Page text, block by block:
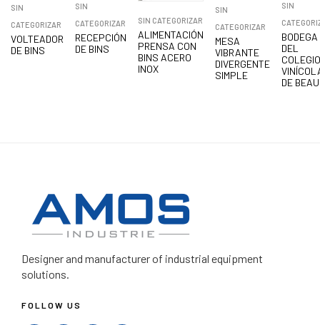
SIN
CATEGORIZAR
VOLTEADOR
DE BINS
SIN
CATEGORIZAR
RECEPCIÓN
DE BINS
SIN CATEGORIZAR
ALIMENTACIÓN
PRENSA CON
BINS ACERO
INOX
SIN
CATEGORIZAR
MESA
VIBRANTE
DIVERGENTE
SIMPLE
SIN
BODEGA
DEL
COLEGIO
DE
Designer and manufacturerof industrial equipment
solutions.
FOLLOW US